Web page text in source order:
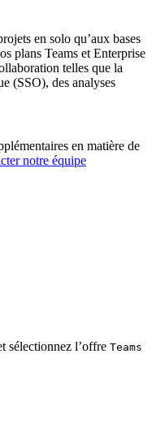
en solo qu’aux bases
plans Teams et Enterprise
telles que la
(SSO), des analyses
en matière de
notre équipe
sélectionnez l’offre Teams